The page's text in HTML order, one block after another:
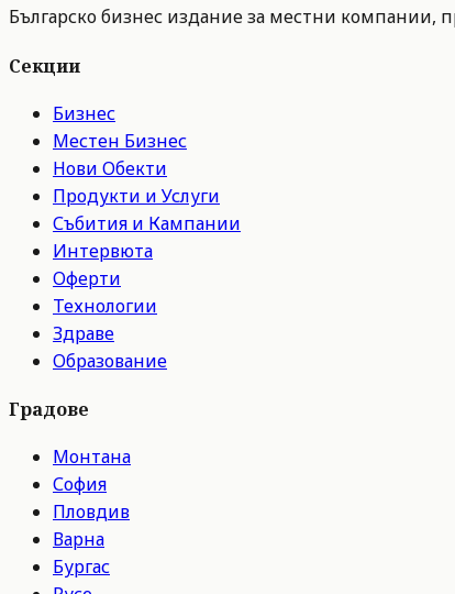
Българско бизнес издание за местни компании,
Секции
Бизнес
Местен Бизнес
Нови Обекти
Продукти и Услуги
Събития и Кампании
Интервюта
Оферти
Технологии
Здраве
Образование
Градове
Монтана
София
Пловдив
Варна
Бургас